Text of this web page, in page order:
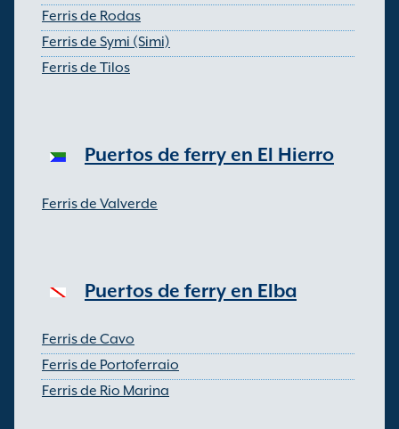
Ferris de Rodas
Ferris de Symi (Simi)
Ferris de Tilos
Puertos de ferry en El Hierro
Ferris de Valverde
Puertos de ferry en Elba
Ferris de Cavo
Ferris de Portoferraio
Ferris de Rio Marina